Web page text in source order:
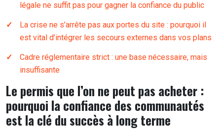
légale ne suffit pas pour gagner la confiance du public
La crise ne s’arrête pas aux portes du site : pourquoi il
est vital d’intégrer les secours externes dans vos plans
Cadre réglementaire strict : une base nécessaire, mais
insuffisante
Le permis que l’on ne peut pas acheter :
pourquoi la confiance des communautés
est la clé du succès à long terme